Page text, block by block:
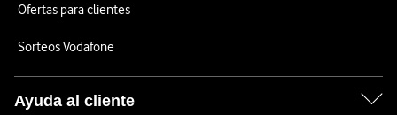
Ofertas para clientes
Sorteos Vodafone
Ayuda al cliente